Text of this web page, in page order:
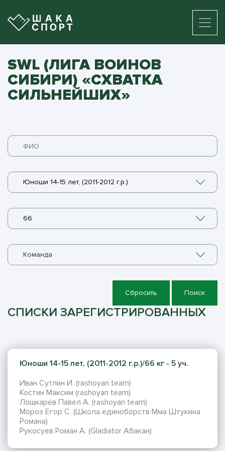
SWL (ЛИГА ВОИНОВ
СИБИРИ) «СХВАТКА
СИЛЬНЕЙШИХ»
Юноши 14-15 лет, (2011-2012 г.р.)
66
Команда
Сбросить Поиск
СПИСКИ ЗАРЕГИСТРИРОВАННЫХ
Юноши 14-15 лет, (2011-2012 г.р.)/66 кг - 5 уч.
Иван Сутлин И. (rashoyan team)
Костин Максим (rashoyan team)
Лошкарёв Павел А. (rashoyan team)
Мороз Егор С. (Школа единоборств Мма Штукина
Романа)
Рукосуев Роман А. (Gladiator Абакан)